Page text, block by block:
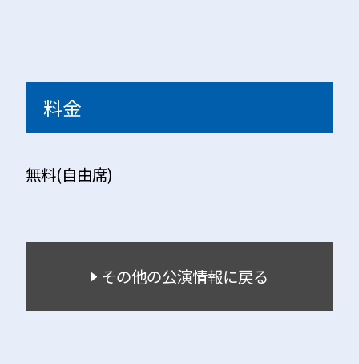
料金
無料(自由席)
その他の公演情報に戻る